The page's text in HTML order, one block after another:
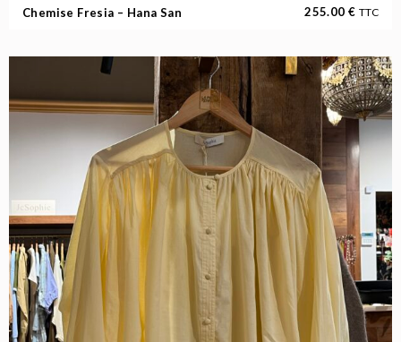
Chemise Fresia – Hana San 255.00 € TTC